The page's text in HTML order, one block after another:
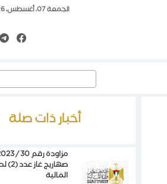
الجمعة 07، أغسطس، 2026 10:35
Search
for:
أخبار ذات صلة
المالية